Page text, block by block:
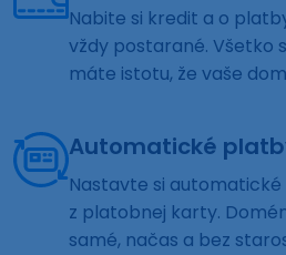
Nabite si kredit a o
vždy postarané. Všetko
máte istotu, že vaše
Automatické
Nastavte si
z platobnej karty.
samé, načas a bez